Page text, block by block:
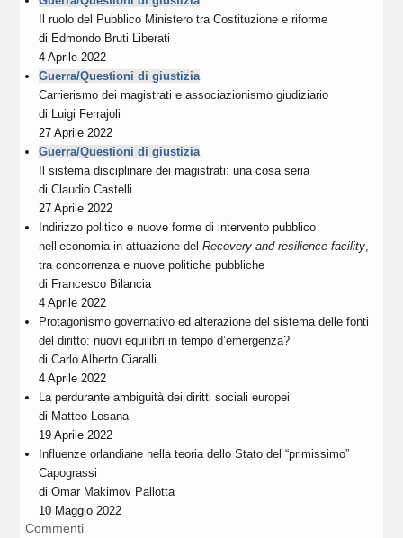
Il ruolo del Pubblico Ministero tra Costituzione e riforme
di Edmondo Bruti Liberati
4 Aprile 2022
Guerra/Questioni di giustizia
Carrierismo dei magistrati e associazionismo giudiziario
di Luigi Ferrajoli
27 Aprile 2022
Guerra/Questioni di giustizia
Il sistema disciplinare dei magistrati: una cosa seria
diClaudio Castelli
27 Aprile 2022
Indirizzo politico e nuove forme di intervento pubblico
nell’economia in attuazione delRecovery and resilience facility,
tra concorrenza e nuove politiche pubbliche
di Francesco Bilancia
4 Aprile 2022
Protagonismo governativo ed alterazione del sistema delle fonti
del diritto: nuovi equilibri in tempo d’emergenza?
diCarlo Alberto Ciaralli
4 Aprile 2022
La perdurante ambiguità dei diritti sociali europei
di Matteo Losana
19 Aprile 2022
Influenze orlandiane nella teoria dello Stato del “primissimo”
Capograssi
diOmar Makimov Pallotta
10 Maggio 2022
Commenti